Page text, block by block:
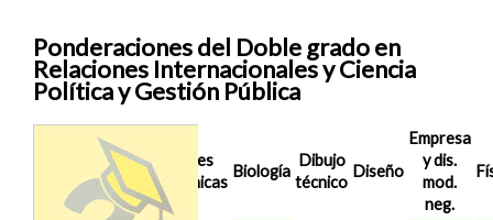
Ponderaciones del Doble grado en
Relaciones Internacionales y Ciencia
Política y Gestión Pública
Nota de
Corte
2025/26
Artes
escénicas
Biología
Dibujo
técnico
Diseño
Empresa
y dis.
mod.
neg.